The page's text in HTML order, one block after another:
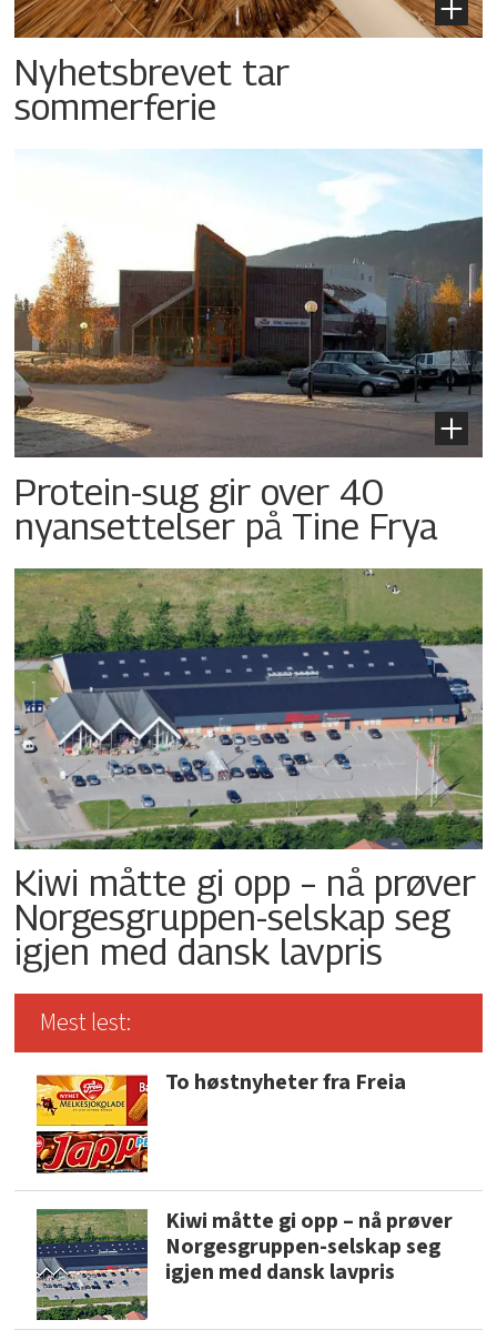
Nyhetsbrevet tar
sommerferie
Protein-sug gir over 40
nyansettelser på Tine Frya
Kiwi måtte gi opp – nå prøver
Norgesgruppen-selskap seg
igjen med dansk lavpris
Mest lest:
To høstnyheter fra Freia
Kiwi måtte gi opp – nå prøver
Norgesgruppen-selskap seg
igjen med dansk lavpris